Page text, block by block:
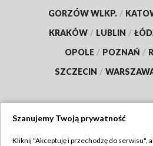
GORZÓW WLKP. /
KRAKÓW / LUBLIN /
OPOLE / POZNAŃ /
SZCZECIN /
Szanujemy Twoją prywatność
Kliknij "Akceptuję i przechodzę do serwisu",